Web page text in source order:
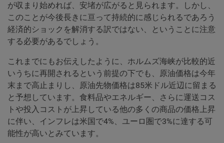
が収まり始めれば、安堵が広がると見られます。しかし、
このことが今後長きに亘って持続的に感じられるであろう
経済的ショックを解消する訳ではない、ということに注意
する必要があるでしょう。
これまでにもお伝えしたように、ホルムズ海峡が比較的近
いうちに再開されるという前提の下でも、原油価格は今年
末まで高止まりし、原油先物価格は85米ドル近辺に留まる
と予想しています。食料品やエネルギー、さらに運送コス
トや投入コストが上昇している他の多くの商品の価格上昇
に伴い、インフレは米国で4%、ユーロ圏で3%に達する可
能性が高いとみています。